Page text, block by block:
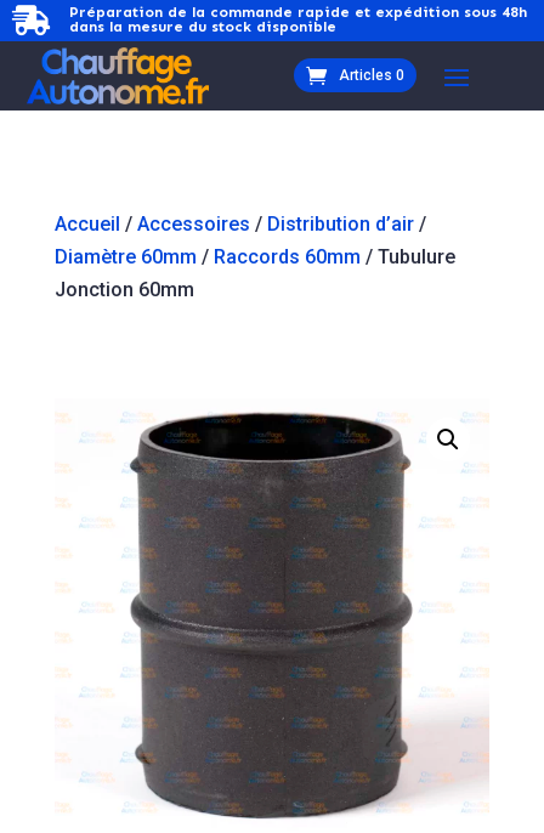

Préparation de la commande rapide et expédition sous 48h
dans la mesure du stock disponible
Articles 0
Accueil / Accessoires / Distribution d’air/
Diamètre 60mm / Raccords 60mm / Tubulure
Jonction 60mm